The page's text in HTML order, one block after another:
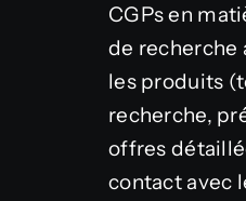
CGPs en
de recherche
les produits
recherche,
offres
contact avec